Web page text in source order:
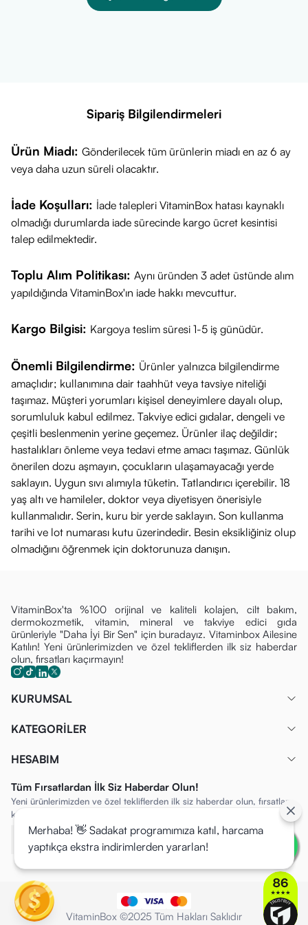
Sipariş Bilgilendirmeleri
Ürün Miadı: Gönderilecek tüm ürünlerin miadı en az 6 ay
veya daha uzun süreli olacaktır.
İade Koşulları: İade talepleri VitaminBox hatası kaynaklı
olmadığı durumlarda iade sürecinde kargo ücret kesintisi
talep edilmektedir.
Toplu Alım Politikası: Aynı üründen 3 adet üstünde alım
yapıldığında VitaminBox'ın iade hakkı mevcuttur.
Kargo Bilgisi: Kargoya teslim süresi 1-5 iş günüdür.
Önemli Bilgilendirme: Ürünler yalnızca bilgilendirme
amaçlıdır; kullanımına dair taahhüt veya tavsiye niteliği
taşımaz. Müşteri yorumları kişisel deneyimlere dayalı olup,
sorumluluk kabul edilmez. Takviye edici gıdalar, dengeli ve
çeşitli beslenmenin yerine geçemez. Ürünler ilaç değildir;
hastalıkları önleme veya tedavi etme amacı taşımaz. Günlük
önerilen dozu aşmayın, çocukların ulaşamayacağı yerde
saklayın. Uygun sıvı alımıyla tüketin. Tatlandırıcı içerebilir. 18
yaş altı ve hamileler, doktor veya diyetisyen önerisiyle
kullanmalıdır. Serin, kuru bir yerde saklayın. Son kullanma
tarihi ve lot numarası kutu üzerindedir. Besin eksikliğiniz olup
olmadığını öğrenmek için doktorunuza danışın.
VitaminBox'ta %100 orijinal ve kaliteli kolajen, cilt bakım,
dermokozmetik, vitamin, mineral ve takviye edici gıda
ürünleriyle "Daha İyi Bir Sen" için buradayız. Vitaminbox Ailesine
Katılın! Yeni ürünlerimizden ve özel tekliflerden ilk siz haberdar
olun, fırsatları kaçırmayın!
KURUMSAL
KATEGORİLER
HESABIM
Tüm Fırsatlardan İlk Siz Haberdar Olun!
Yeni ürünlerimizden ve özel tekliflerden ilk siz haberdar olun, fırsatları
kaçırmayın!
VitaminBox ©2025 Tüm Hakları Saklıdır
Merhaba! 👋 Sadakat programımıza katıl, harcama
yaptıkça ekstra indirimlerden yararlan!